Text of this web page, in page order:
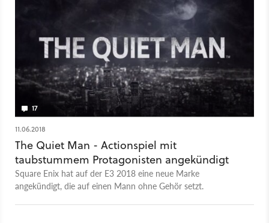
Square Enix-Spiel verraten. Im August will Square Enix aber
17
11.06.2018
The Quiet Man - Actionspiel mit
taubstummem Protagonisten angekündigt
Square Enix hat auf der E3 2018 eine neue Marke
angekündigt, die auf einen Mann ohne Gehör setzt.